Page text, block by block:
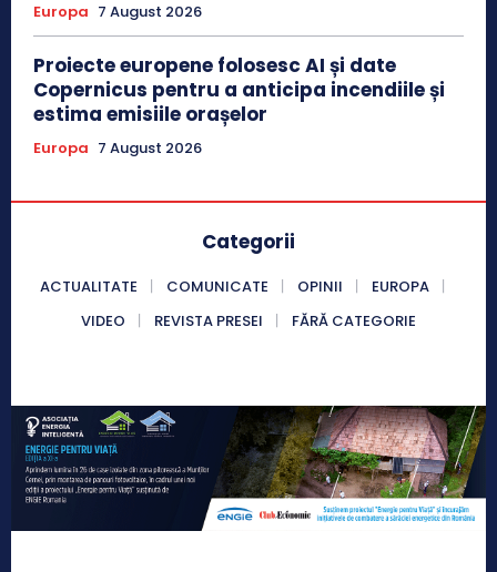
Europa 7 August 2026
Proiecte europene folosesc AI și date
Copernicus pentru a anticipa incendiile și
estima emisiile orașelor
Europa 7 August 2026
Categorii
ACTUALITATE COMUNICATE OPINII
EUROPA
VIDEO
REVISTA PRESEI FĂRĂ CATEGORIE